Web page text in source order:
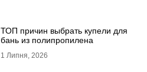
ТОП причин выбрать купели для
бань из полипропилена
1 Липня, 2026